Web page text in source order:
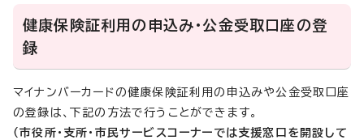
健康保険証利用の申込み・公金受取口座の登
録
マイナンバーカードの健康保険証利用の申込みや公金受取口座
の登録は、下記の方法で行うことができます。
（市役所・支所・市民サービスコーナーでは支援窓口を開設して